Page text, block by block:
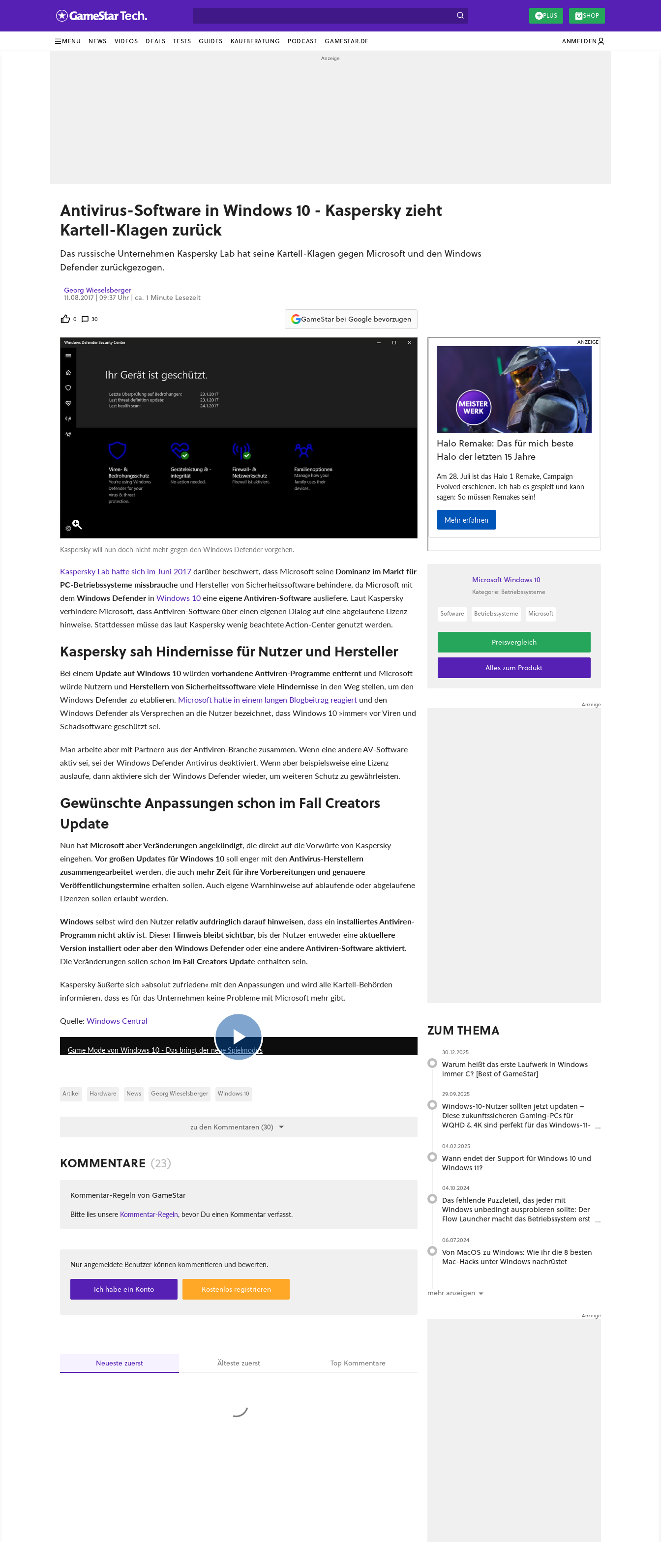
PLUS SHOP
MENU NEWS VIDEOS DEALS TESTS GUIDES KAUFBERATUNG PODCAST GAMESTAR.DE ANMELDEN
Antivirus-Software in Windows 10 - Kaspersky zieht
Kartell-Klagen zurück
Das russische Unternehmen Kaspersky Lab hat seine Kartell-Klagen gegen Microsoft und den Windows
Defender zurückgezogen.
Georg Wieselsberger
11.08.2017 | 09:37 Uhr | ca. 1 Minute Lesezeit
0 30 GameStar bei Google bevorzugen
Kaspersky will nun doch nicht mehr gegen den Windows Defender vorgehen.
Kaspersky Lab hatte sich im Juni 2017darüber beschwert, dass Microsoft seine Dominanz im Markt für
PC-Betriebssysteme missbrauche und Hersteller von Sicherheitssoftware behindere, da Microsoft mit
demWindows Defender in Windows 10eineeigene Antiviren-Software ausliefere. Laut Kaspersky
verhindere Microsoft, dass Antiviren-Software über einen eigenen Dialog auf eine abgelaufene Lizenz
hinweise. Stattdessen müsse das laut Kaspersky wenig beachtete Action-Center genutzt werden.
Kaspersky sah Hindernisse für Nutzer und Hersteller
Bei einem Update auf Windows 10würden vorhandene Antiviren-Programme entfernt und Microsoft
würde Nutzern und Herstellern von Sicherheitssoftware viele Hindernisse in den Weg stellen, um den
Windows Defender zu etablieren. Microsoft hatte in einem langen Blogbeitrag reagiert und den
Windows Defender als Versprechen an die Nutzer bezeichnet, dass Windows 10 »immer« vor Viren und
Schadsoftware geschützt sei.
Man arbeite aber mit Partnern aus der Antiviren-Branche zusammen. Wenn eine andere AV-Software
aktiv sei, sei der Windows Defender Antivirus deaktiviert. Wenn aber beispielsweise eine Lizenz
auslaufe, dann aktiviere sich der Windows Defender wieder, um weiteren Schutz zu gewährleisten.
Gewünschte Anpassungen schon im Fall Creators
Update
Nun hat Microsoft aber Veränderungen angekündigt, die direkt auf die Vorwürfe von Kaspersky
eingehen. Vor großen Updates für Windows 10soll enger mit den Antivirus-Herstellern
zusammengearbeitetwerden, die auch mehr Zeit für ihre Vorbereitungen und genauere
Veröffentlichungstermine erhalten sollen. Auch eigene Warnhinweise auf ablaufende oder abgelaufene
Lizenzen sollen erlaubt werden.
Windowsselbst wird den Nutzer relativ aufdringlich darauf hinweisen, dass ein installiertes Antiviren-
Programm nicht aktivist. Dieser Hinweis bleibt sichtbar, bis der Nutzer entweder eineaktuellere
Version installiert oder aber den Windows Defenderoder eineandere Antiviren-Software aktiviert.
Die Veränderungen sollen schon im Fall Creators Update enthalten sein.
Kaspersky äußerte sich »absolut zufrieden« mit den Anpassungen und wird alle Kartell-Behörden
informieren, dass es für das Unternehmen keine Probleme mit Microsoft mehr gibt.
Quelle: Windows Central
Game Mode von Windows 10 - Das bringt der neue Spielmodus
Artikel Hardware News Georg Wieselsberger Windows 10
zu den Kommentaren (30)
KOMMENTARE (23)
Kommentar-Regeln von GameStar
Bitte lies unsere Kommentar-Regeln, bevor Du einen Kommentar verfasst.
Nur angemeldete Benutzer können kommentieren und bewerten.
Ich habe ein Konto Kostenlos registrieren
Neueste zuerst Ältestezuerst Top Kommentare
Microsoft Windows 10
Kategorie: Betriebssysteme
Software Betriebssysteme Microsoft
Preisvergleich
Alles zum Produkt
ZUM THEMA
30.12.2025
Warum heißt das erste Laufwerk in Windows
immer C? [Best of GameStar]
29.09.2025
Windows-10-Nutzer sollten jetzt updaten –
Diese zukunftssicheren Gaming-PCs für
WQHD & 4K sind perfekt für das Windows-11-
04.02.2025
Wann endet der Support für Windows 10 und
Windows 11?
04.10.2024
Das fehlende Puzzleteil, das jeder mit
Windows unbedingt ausprobieren sollte: Der
Flow Launcher macht das Betriebssystem erst
06.07.2024
Von MacOS zu Windows: Wie ihr die 8 besten
Mac-Hacks unter Windows nachrüstet
mehr anzeigen